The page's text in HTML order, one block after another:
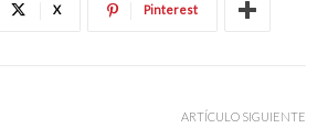
X Pinterest
ARTÍCULO SIGUIENTE